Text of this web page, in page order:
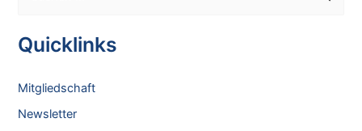
h
Quicklinks
Mitgliedschaft
Newsletter